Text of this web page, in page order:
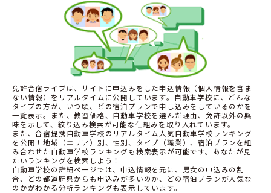
免許合宿ライブは、サイトに申込みをした申込情報（個人情報を含ま
ない情報）をリアルタイムに公開しています。自動車学校に、どんな
タイプの方が、いつ頃、どの宿泊プランで申し込みをしているのかを
一覧表示。また、教習価格、自動車学校を選んだ理由、免許以外の興
味を示して、絞り込み検索が可能な仕組みを取り入れています。
また、合宿提携自動車学校のリアルタイム人気自動車学校ランキング
を公開！地域（エリア）別、性別、タイプ（職業）、宿泊プランを組
み合わせた自動車学校ランキングも検索表示が可能です。あなたが見
たいランキングを検索しよう！
自動車学校の詳細ページでは、申込情報を元に、男女の申込みの割
合、どの都道府県からも申込みが多いのか、どの宿泊プランが人気な
のかがわかる分析ランキングも表示しています。